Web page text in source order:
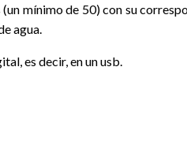
mínimo de 50) con su
agua.
es decir, en un usb.